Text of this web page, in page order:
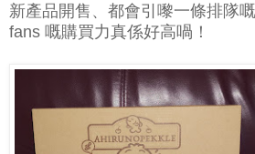
新產品開售、都會引嚟一條排隊
fans 嘅購買力真係好高喎！